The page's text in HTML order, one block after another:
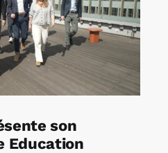
son
Education